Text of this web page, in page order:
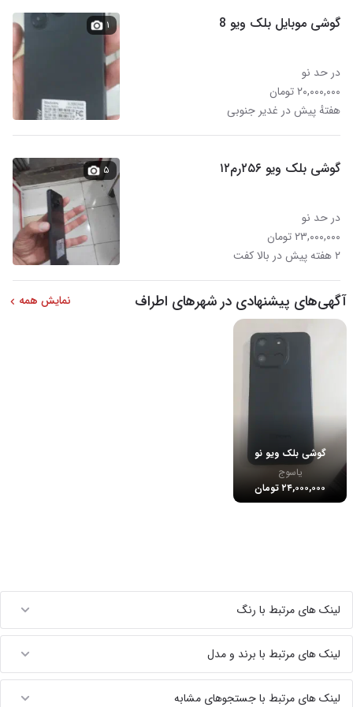
گوشی موبایل بلک ویو 8
در حد نو
۲۰,۰۰۰,۰۰۰ تومان
هفتهٔ پیش در غدیر جنوبی
۱
گوشی بلک ویو ۲۵۶رم۱۲
در حد نو
۲۳,۰۰۰,۰۰۰ تومان
۲ هفته پیش در بالا کفت
۵
آگهی‌های پیشنهادی در شهرهای اطراف نمایش همه
گوشی بلک ویو نو
یاسوج
۲۴,۰۰۰,۰۰۰ تومان
لینک های مرتبط با رنگ
لینک های مرتبط با برند و مدل
لینک های مرتبط با جستجوهای مشابه